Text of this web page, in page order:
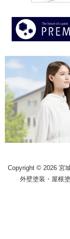
Copyright © 2026 宮
外壁塗装・屋根